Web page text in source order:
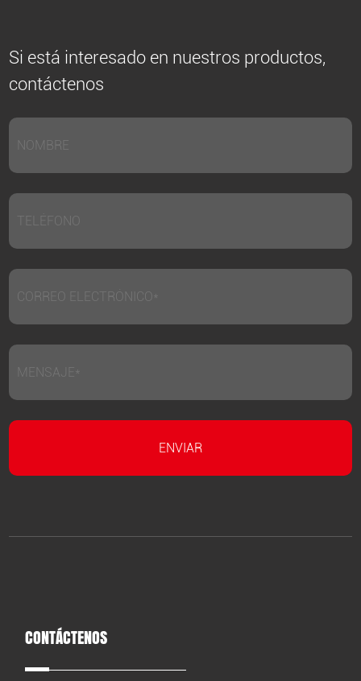
Si está interesado en nuestros productos,
contáctenos
CONTÁCTENOS